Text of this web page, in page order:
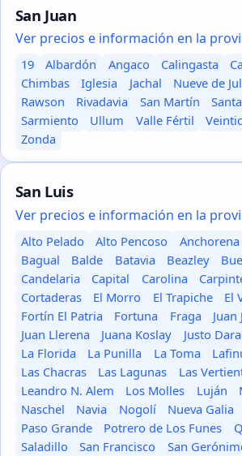
San Juan
Ver precios e información en la
19 Albardón Angaco Calingasta
Chimbas
Iglesia Jachal Nueve de
Rawson
Rivadavia San Martín
Sarmiento
Ullum Valle Fértil
Zonda
San Luis
Ver precios e información en la
Alto Pelado Alto Pencoso Anchorena
Bagual
Balde Batavia Beazley
Candelaria
Capital Carolina
Cortaderas
El Morro El Trapiche
El
Fortín El Patria
Fortuna Fraga
Juan
Juan Llerena
Juana Koslay Justo
La Florida
La Punilla La Toma
Las Chacras
Las Lagunas Las
Leandro N. Alem
Los Molles Luján
Naschel
Navia Nogolí Nueva Galia
Paso Grande
Potrero de Los Funes
Saladillo
San Francisco San